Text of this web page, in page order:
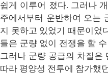
쉽게 이루어 졌다. 그러나
주에서부터 운반하여 오는
지 못하고 있었기 때문이었
들은 군량 없이 전쟁을 할
그러나 군량 공급의 차질은
따라 평양성 전투에 참가했